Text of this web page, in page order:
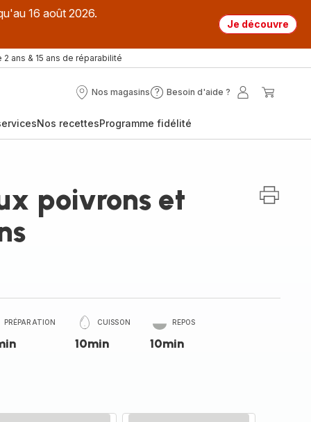
16 août 2026.
Je découvre
2 ans & 15 ans de réparabilité
Nos magasins
Nos
Besoin d'aide ?
Besoin
?
Mon
Nos recettesProgramme fidélité
poivrons et
PRÉPARATION CUISSON
10min
REPOS
10min